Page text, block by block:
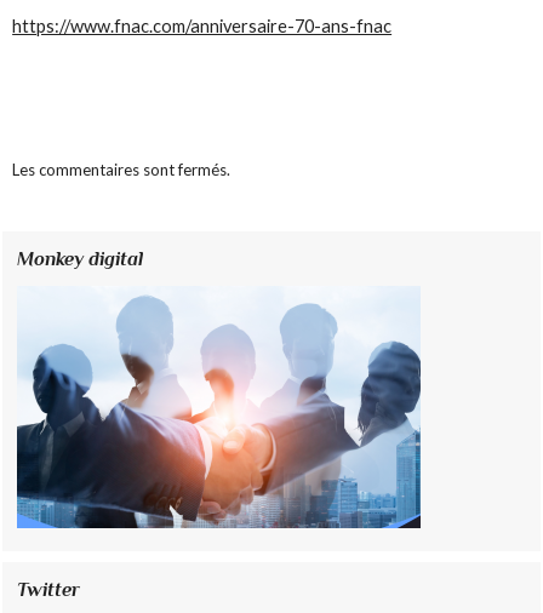
https://www.fnac.com/anniversaire-70-ans-fnac
Les commentaires sont fermés.
Monkey digital
Twitter